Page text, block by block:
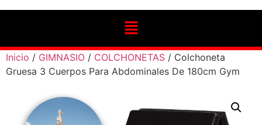
Inicio / GIMNASIO / COLCHONETAS / Colchoneta
Gruesa 3 Cuerpos Para Abdominales De 180cm Gym